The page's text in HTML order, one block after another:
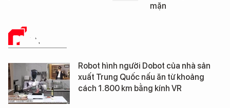
PHÂN TÍCH
Robot hình người Dobot của nhà sản
xuất Trung Quốc nấu ăn từ khoảng
cách 1.800 km bằng kính VR